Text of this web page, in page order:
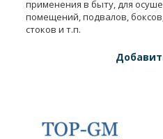
применения в быту, для
помещений, подвалов,
стоков и т.п.